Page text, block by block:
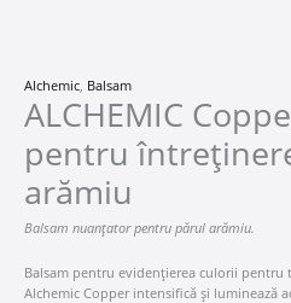
Alchemic Balsam
ALCHEMIC
pentru
arămiu
Balsam nuanțator pentru părul arămiu.
Balsam pentru evidențierea culorii pentru
Alchemic Copper intensifică și luminează